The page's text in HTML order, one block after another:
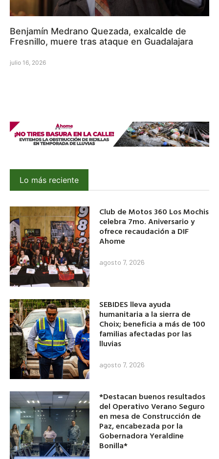
Benjamín Medrano Quezada, exalcalde de
Fresnillo, muere tras ataque en Guadalajara
julio 16, 2026
Lo más reciente
Club de Motos 360 Los Mochis
celebra 7mo. Aniversario y
ofrece recaudación a DIF
Ahome
agosto 7, 2026
SEBIDES lleva ayuda
humanitaria a la sierra de
Choix; beneficia a más de 100
familias afectadas por las
lluvias
agosto 7, 2026
*Destacan buenos resultados
del Operativo Verano Seguro
en mesa de Construcción de
Paz, encabezada por la
Gobernadora Yeraldine
Bonilla*